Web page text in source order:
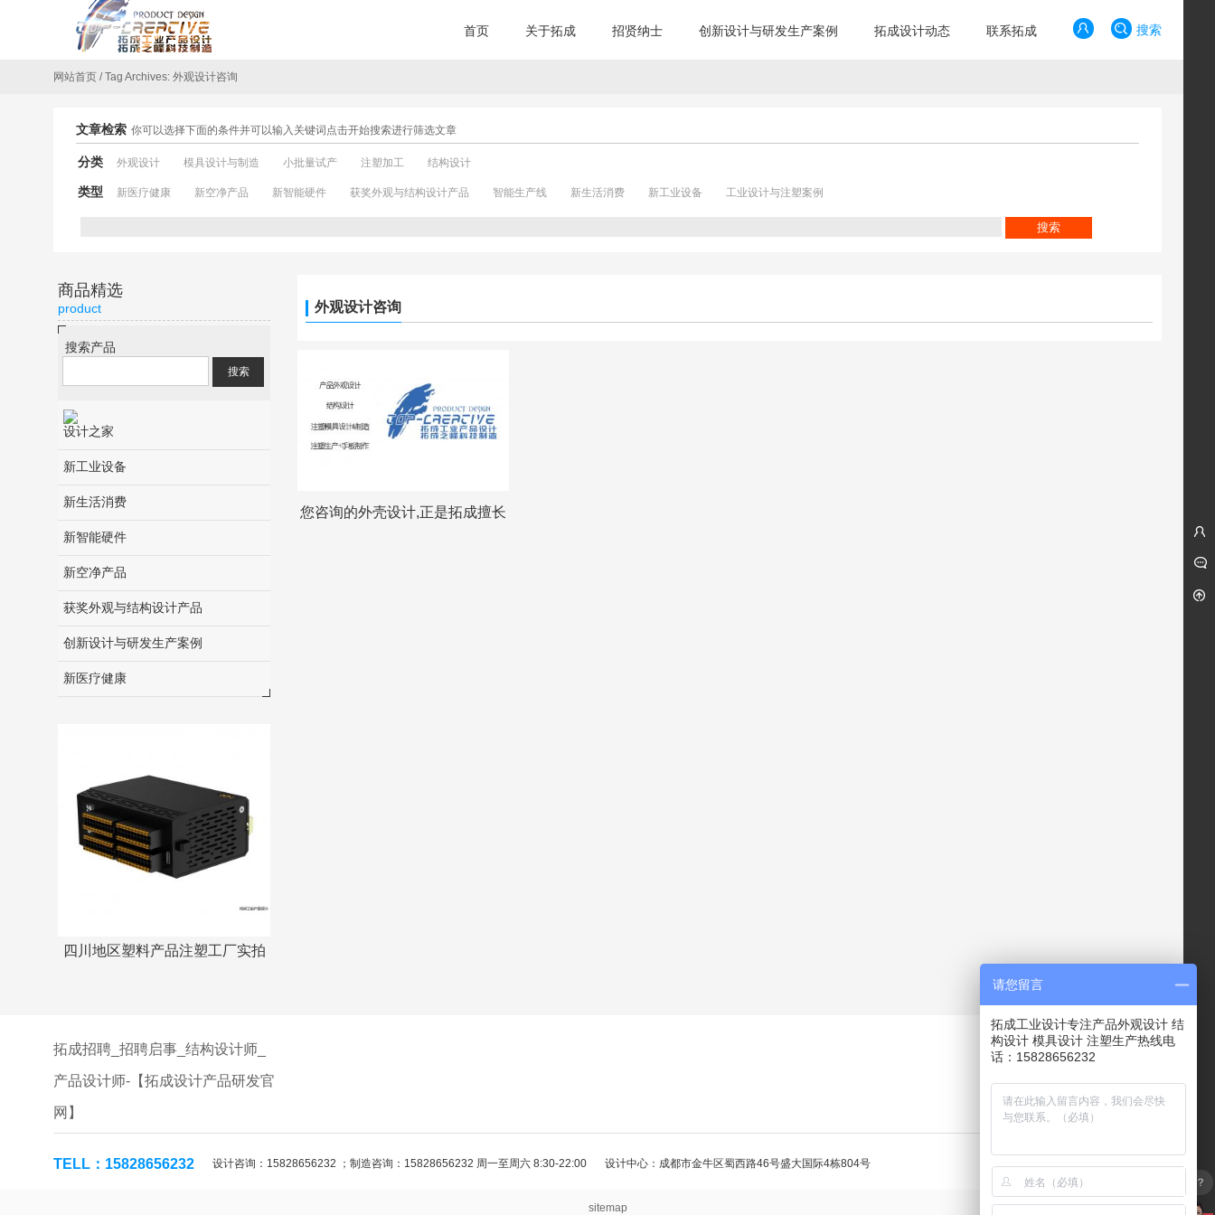
搜索
首页 关于拓成 招贤纳士 创新设计与研发生产案例 拓成设计动态 联系拓成
网站首页 /Tag Archives: 外观设计咨询
文章检索 你可以选择下面的条件并可以输入关键词点击开始搜索进行筛选文章
分类 外观设计 模具设计与制造 小批量试产 注塑加工 结构设计
类型 新医疗健康 新空净产品 新智能硬件 获奖外观与结构设计产品 智能生产线 新生活消费 新工业设备 工业设计与注塑案例
商品精选
product
搜索产品
设计之家
新工业设备
新生活消费
新智能硬件
新空净产品
获奖外观与结构设计产品
创新设计与研发生产案例
新医疗健康
四川地区塑料产品注塑工厂实拍
外观设计咨询
您咨询的外壳设计,正是拓成擅长
拓成招聘_招聘启事_结构设计师_
产品设计师-【拓成设计产品研发官
网】
TELL：15828656232 设计咨询：15828656232 ；制造咨询：15828656232 周一至周六 8:30-22:00 设计中心：成都市金牛区蜀西路46号盛大国际4栋804号
sitemap
可以介绍下你们主要业务吗？
请您留言
拓成工业设计专注产品外观设计 结
构设计 模具设计 注塑生产热线电
话：15828656232